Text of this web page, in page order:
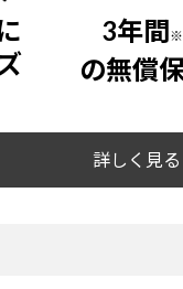
3年間
の無償
詳しく見る